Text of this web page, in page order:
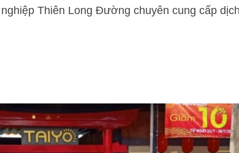
Thiên Long Đường chuyên cung cấp